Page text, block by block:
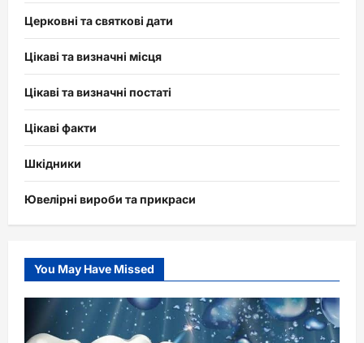
Церковні та святкові дати
Цікаві та визначні місця
Цікаві та визначні постаті
Цікаві факти
Шкідники
Ювелірні вироби та прикраси
You May Have Missed